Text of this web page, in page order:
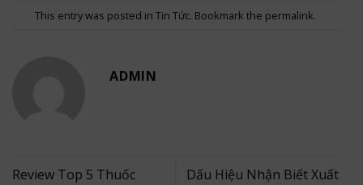
This entry was posted in Tin Tức. Bookmark the permalink.
ADMIN
Review Top 5 Thuốc
Dấu Hiệu Nhận Biết Xuất